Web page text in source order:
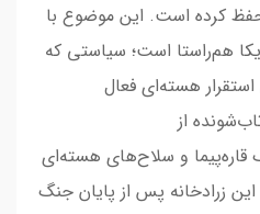
کرده است. این موضوع با
هم‌راستا است؛ سیاستی که
هسته‌ای فعال
از
قاره‌پیما و سلاح‌های هسته‌ای
زرادخانه پس از پایان جنگ